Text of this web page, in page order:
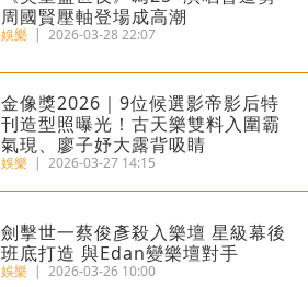
周國賢壓軸登場成高潮
娛樂 | 2026-03-28 22:07
金像獎2026｜9位候選影帝影后特
刊造型照曝光！古天樂雙料入圍霸
氣現、廖子妤大露背吸睛
娛樂 | 2026-03-27 14:15
劍擊世一蔡俊彥殺入樂壇 星級幕後
班底打造 與Edan變樂壇對手
娛樂 | 2026-03-26 10:00